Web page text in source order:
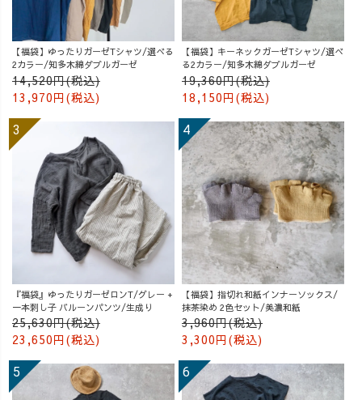
【福袋】ゆったりガーゼTシャツ/選べる
2カラー/知多木綿ダブルガーゼ
14,520円(税込)
13,970円(税込)
【福袋】キーネックガーゼTシャツ/選べ
る2カラー/知多木綿ダブルガーゼ
19,360円(税込)
18,150円(税込)
『福袋』ゆったりガーゼロンT/グレー +
一本刺し子 バルーンパンツ/生成り
25,630円(税込)
23,650円(税込)
【福袋】指切れ和紙インナーソックス/
抹茶染め 2色セット/美濃和紙
3,960円(税込)
3,300円(税込)